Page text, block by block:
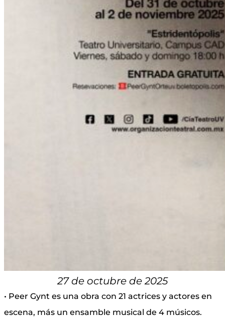
27 de octubre de 2025
• Peer Gynt es una obra con 21 actrices y actores en
escena, más un ensamble musical de 4 músicos.